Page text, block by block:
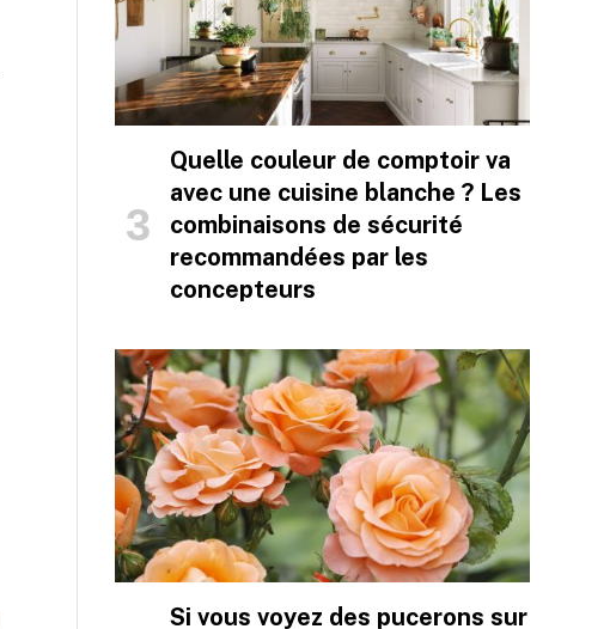
Quelle couleur de comptoir va
avec une cuisine blanche ? Les
combinaisons de sécurité
recommandées par les
concepteurs
Si vous voyez des pucerons sur